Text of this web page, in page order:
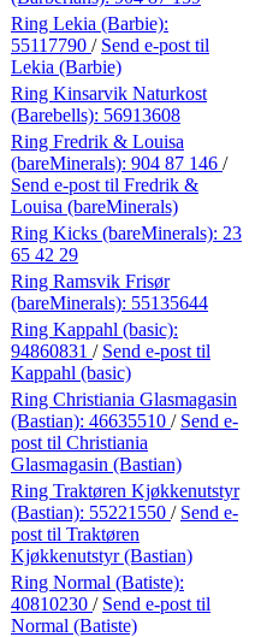
Ring Lekia (Barbie):
55117790 / Send e-post til
Lekia (Barbie)
Ring Kinsarvik Naturkost
(Barebells): 56913608
Ring Fredrik & Louisa
(bareMinerals): 904 87 146 /
Send e-post til Fredrik &
Louisa (bareMinerals)
Ring Kicks (bareMinerals): 23
65 42 29
Ring Ramsvik Frisør
(bareMinerals): 55135644
Ring Kappahl (basic):
94860831 / Send e-post til
Kappahl (basic)
Ring Christiania Glasmagasin
(Bastian): 46635510 / Send e-
post til Christiania
Glasmagasin (Bastian)
Ring Traktøren Kjøkkenutstyr
(Bastian): 55221550 / Send e-
post til Traktøren
Kjøkkenutstyr (Bastian)
Ring Normal (Batiste):
40810230 / Send e-post til
Normal (Batiste)